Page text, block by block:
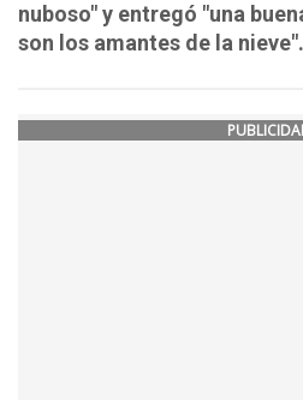
nuboso" y entregó "una
son los amantes de la nieve".